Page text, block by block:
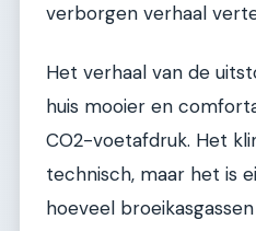
verborgen verhaal
Het verhaal van de
huis mooier en
CO2-voetafdruk. Het
technisch, maar het is
hoeveel